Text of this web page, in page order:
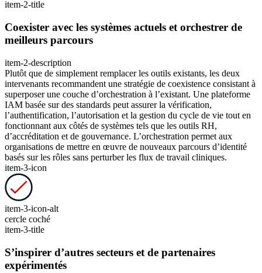
item-2-title
Coexister avec les systèmes actuels et orchestrer de
meilleurs parcours
item-2-description
Plutôt que de simplement remplacer les outils existants, les deux
intervenants recommandent une stratégie de coexistence consistant à
superposer une couche d’orchestration à l’existant. Une plateforme
IAM basée sur des standards peut assurer la vérification,
l’authentification, l’autorisation et la gestion du cycle de vie tout en
fonctionnant aux côtés de systèmes tels que les outils RH,
d’accréditation et de gouvernance. L’orchestration permet aux
organisations de mettre en œuvre de nouveaux parcours d’identité
basés sur les rôles sans perturber les flux de travail cliniques.
item-3-icon
item-3-icon-alt
cercle coché
item-3-title
S’inspirer d’autres secteurs et de partenaires
expérimentés